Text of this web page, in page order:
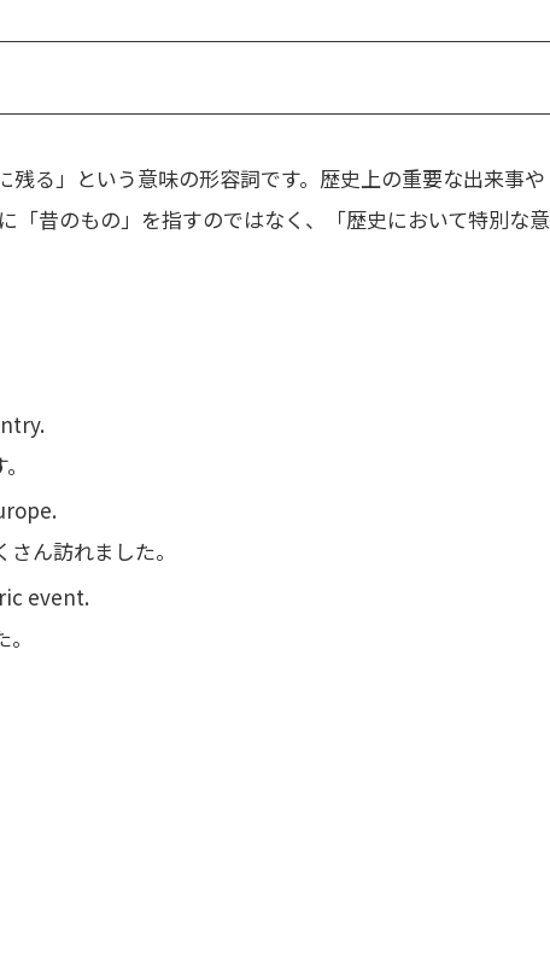
残る」という意味の形容詞です。歴史上の重要な出来事や
「昔のもの」を指すのではなく、「歴史において特別な意
ん訪れました。
event.